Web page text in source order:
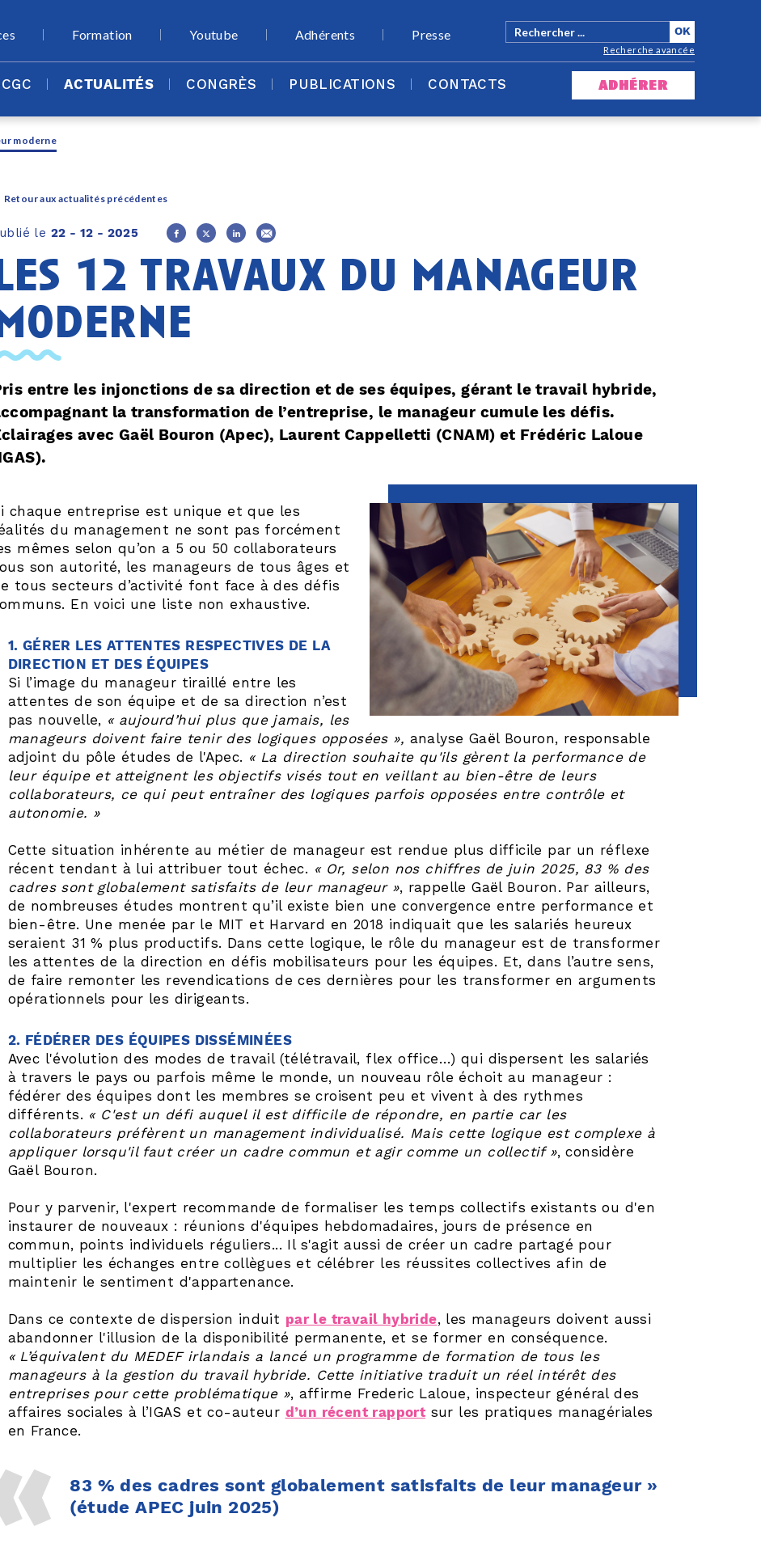
Recherche avancée
ACTUALITÉS CONGRÈS PUBLICATIONS CONTACTS adhérer
Formation Youtube Adhérents Presse
moderne
Retour aux actualités précédentes
le 22 - 12 - 2025
12 travaux du manageur
entre les injonctions de sa direction et de ses équipes, gérant le travail hybride,
la transformation de l’entreprise, le manageur cumule les défis.
avec Gaël Bouron (Apec), Laurent Cappelletti (CNAM) et Frédéric Laloue
chaque entreprise est unique et que les
du management ne sont pas forcément
mêmes selon qu’on a 5 ou 50 collaborateurs
son autorité, les manageurs de tous âges et
tous secteurs d’activité font face à des défis
En voici une liste non exhaustive.
1. GÉRER LES ATTENTES RESPECTIVES DE LA
DIRECTION ET DES ÉQUIPES
Si l’image du manageur tiraillé entre les
attentes de son équipe et de sa direction n’est
pas nouvelle, « aujourd’hui plus que jamais, les
manageurs doivent faire tenir des logiques opposées », analyse Gaël Bouron, responsable
adjoint du pôle études de l'Apec. « La direction souhaite qu'ils gèrent la performance de
leur équipe et atteignent les objectifs visés tout en veillant au bien-être de leurs
collaborateurs, ce qui peut entraîner des logiques parfois opposées entre contrôle et
autonomie. »
Cette situation inhérente au métier de manageur est rendue plus difficile par un réflexe
récent tendant à lui attribuer tout échec. « Or, selon nos chiffres de juin 2025, 83 % des
cadres sont globalement satisfaits de leur manageur », rappelle Gaël Bouron. Par ailleurs,
de nombreuses études montrent qu’il existe bien une convergence entre performance et
bien-être. Une menée par le MIT et Harvard en 2018 indiquait que les salariés heureux
seraient 31 % plus productifs. Dans cette logique, le rôle du manageur est de transformer
les attentes de la direction en défis mobilisateurs pour les équipes. Et, dans l’autre sens,
de faire remonter les revendications de ces dernières pour les transformer en arguments
opérationnels pour les dirigeants.
2. FÉDÉRER DES ÉQUIPES DISSÉMINÉES
Avec l'évolution des modes de travail (télétravail, flex office…) qui dispersent les salariés
à travers le pays ou parfois même le monde, un nouveau rôle échoit au manageur :
fédérer des équipes dont les membres se croisent peu et vivent à des rythmes
différents. « C'est un défi auquel il est difficile de répondre, en partie car les
collaborateurs préfèrent un management individualisé. Mais cette logique est complexe à
appliquer lorsqu'il faut créer un cadre commun et agir comme un collectif », considère
Gaël Bouron.
Pour y parvenir, l'expert recommande de formaliser les temps collectifs existants ou d'en
instaurer de nouveaux : réunions d'équipes hebdomadaires, jours de présence en
commun, points individuels réguliers... Il s'agit aussi de créer un cadre partagé pour
multiplier les échanges entre collègues et célébrer les réussites collectives afin de
maintenir le sentiment d'appartenance.
Dans ce contexte de dispersion induit par le travail hybride, les manageurs doivent aussi
abandonner l'illusion de la disponibilité permanente, et se former en conséquence.
« L’équivalent du MEDEF irlandais a lancé un programme de formation de tous les
manageurs à la gestion du travail hybride. Cette initiative traduit un réel intérêt des
entreprises pour cette problématique », affirme Frederic Laloue, inspecteur général des
affaires sociales à l’IGAS et co-auteur d’un récent rapport sur les pratiques managériales
en France.
83 % des cadres sont globalement satisfaits de leur manageur »
(étude APEC juin 2025)